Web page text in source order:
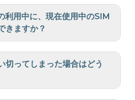
用中に、現在使用中のSIM
きますか？
切ってしまった場合はどう